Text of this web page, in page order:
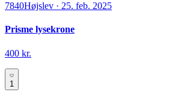
7840Højslev · 25. feb. 2025
Prisme lysekrone
400 kr.
1